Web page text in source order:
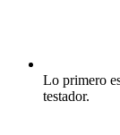
Lo primero
testador.